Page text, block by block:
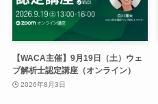
【WACA主催】9月19日（土）ウェ
ブ解析士認定講座（オンライン）
2026年8月3日